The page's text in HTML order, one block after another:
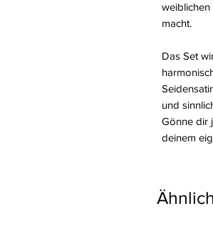
weiblichen
macht.
Das Set
und
Gönne dir
deinem